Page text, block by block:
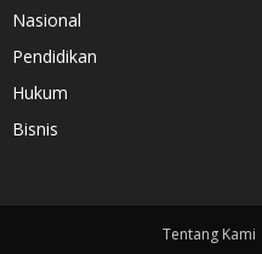
Nasional
Pendidikan
Hukum
Bisnis
Tentang Kami